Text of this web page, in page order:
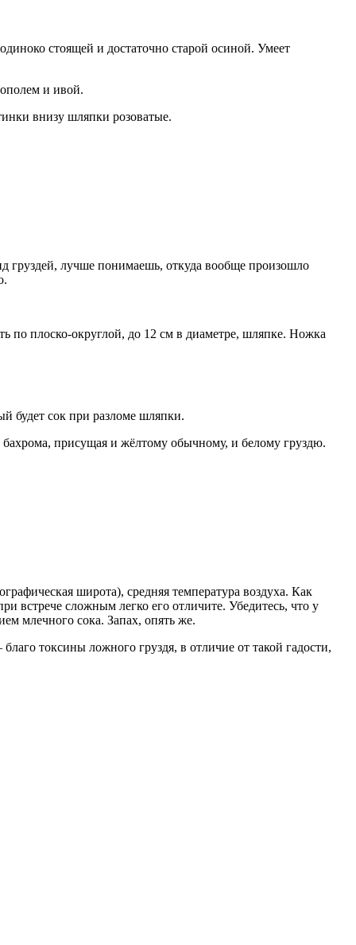
стоящей и достаточно старой осиной. Умеет
и ивой.
внизу шляпки розоватые.
груздей, лучше понимаешь, откуда вообще произошло
плоско-округлой, до 12 см в диаметре, шляпке. Ножка
будет сок при разломе шляпки.
присущая и жёлтому обычному, и белому груздю.
широта), средняя температура воздуха. Как
встрече сложным легко его отличите. Убедитесь, что у
млечного сока. Запах, опять же.
токсины ложного груздя, в отличие от такой гадости,